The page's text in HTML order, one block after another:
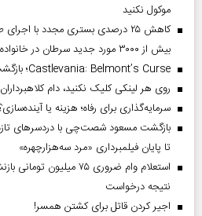
موکول نکنید
کاهش ۲۵ درصدی بستری مجدد با
بیش از ۳۰۰۰ مورد جدید سرطان در خانواده بیماران
Castlevania: Belmont’s Curse؛ بازگشت باشکوه شکارچیان خون‌آشام
روی هر لینکی کلیک نکنید، دام
سرمایه‌گذاری برای رفاه؛ هزینه یا
بازگشت مسعود شصت‌چی با دردسر‌های
تا پایان فیلمبرداری «مرد سه‌هزارچهره»
استعلام وام ضروری ۷۵
نتیجه درخواست
اجیر کردن قاتل برای کشتن همسر!